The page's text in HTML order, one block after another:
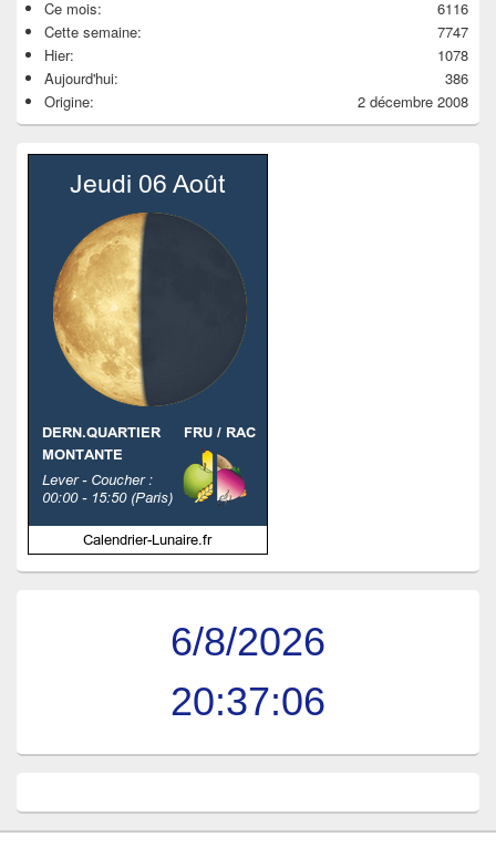
6116
Ce mois:
7747
Cette semaine:
1078
Hier:
386
Aujourd'hui:
2 décembre 2008
Origine:
6/8/2026
20:37:07